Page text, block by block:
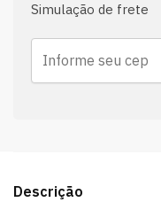
Simulação de frete
Descrição